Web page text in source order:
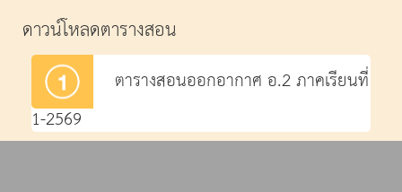
ดาวน์โหลดตารางสอน
ตารางสอนออกอากาศ อ.2 ภาคเรียนที่
1-2569